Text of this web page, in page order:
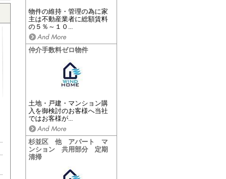
物件の維持・管理の為に家
主は不動産業者に総額賃料
の５％～１０...
仲介手数料ゼロ物件
土地・戸建・マンション購
入を御検討のお客様へ当社
ではお客様が...
杉並区 他 アパート マ
ンション 共用部分 定期
清掃